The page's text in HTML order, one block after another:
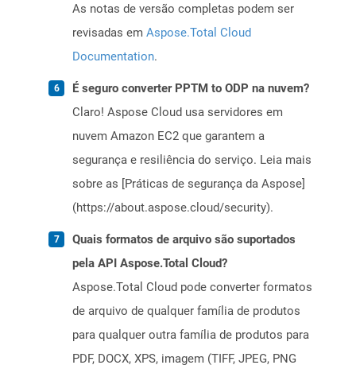
As notas de versão completas podem ser
revisadas em Aspose.Total Cloud
Documentation.
É seguro converter PPTM to ODP na nuvem?
Claro! Aspose Cloud usa servidores em
nuvem Amazon EC2 que garantem a
segurança e resiliência do serviço. Leia mais
sobre as [Práticas de segurança da Aspose]
(https://about.aspose.cloud/security).
Quais formatos de arquivo são suportados
pela API Aspose.Total Cloud?
Aspose.Total Cloud pode converter formatos
de arquivo de qualquer família de produtos
para qualquer outra família de produtos para
PDF, DOCX, XPS, imagem (TIFF, JPEG, PNG